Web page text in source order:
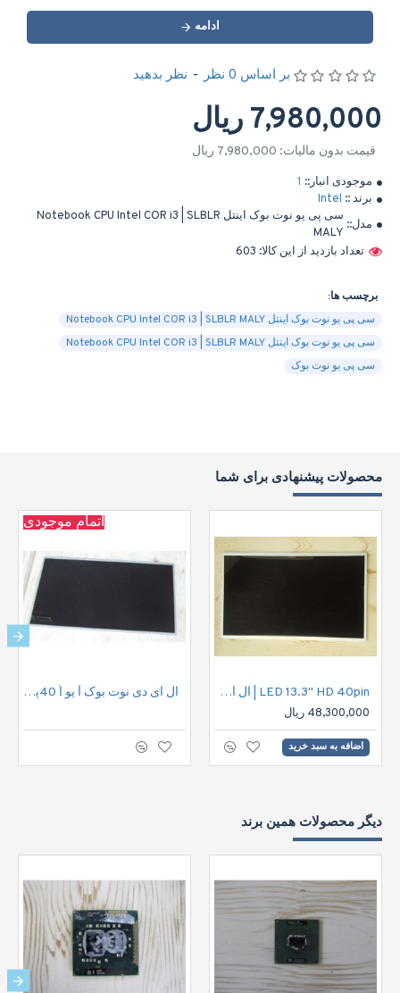
ادامه
موجودی انبار:: 1
برند :: Intel
مدل::
سی پی یو نوت بوک اینتل Notebook CPU Intel COR i3 | SLBLR
MALY
تعداد بازدید از این کالا: 603
بر اساس 0 نظر - نظر بدهید
7,980,000 ریال
قیمت بدون مالیات: 7,980,000 ریال
برچسب ها:
سی پی یو نوت بوک اینتل Notebook CPU Intel COR i3 | SLBLR MALY
سی پی یو نوت بوک اینتل Notebook CPU Intel COR i3 | SLBLR MALY
سی پی یو نوت بوک
محصولات پیشنهادی برای شما
LED 13.3" HD 40pin | ال ای دی نوت بوک اچ دی 40پین
48,300,000 ریال
اضافه به سبد خرید
اتمام موجودی
ال ای دی نوت بوک آ یو اُ 40پین |LED 15.6" HD 40pin
دیگر محصولات همین برند